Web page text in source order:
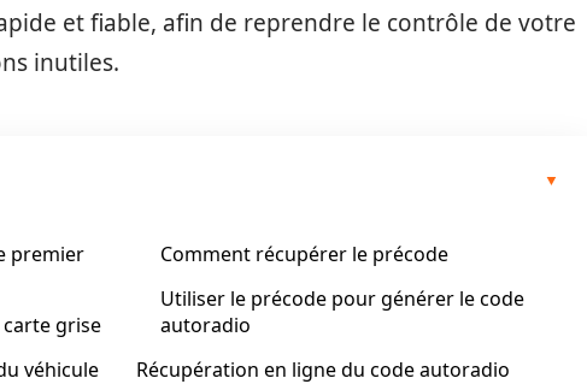
et fiable, afin de reprendre le contrôle de votre
inutiles.
premier
grise
véhicule
Comment récupérer le précode
Utiliser le précode pour générer le code
autoradio
Récupération en ligne du code autoradio